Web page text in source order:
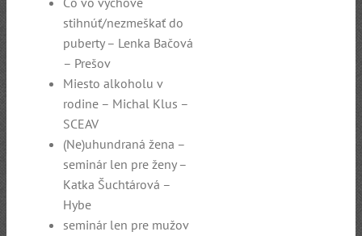
stihnúť/nezmeškať do
puberty – Lenka Bačová
– Prešov
Miesto alkoholu v
rodine – Michal Klus –
SCEAV
(Ne)uhundraná žena –
seminár len pre ženy –
Katka Šuchtárová –
Hybe
seminár len pre mužov